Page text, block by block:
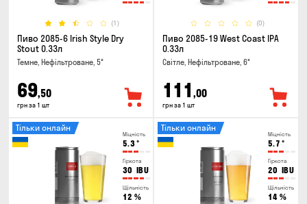
(1)
Пиво 2085-6 Irish Style Dry
Stout 0.33л
Темне, Нефільтроване, 5°
69,50
грн за 1 шт
(0)
Пиво 2085-19 West Coast IPA
0.33л
Світле, Нефільтроване, 6°
111 ,00
грн за 1 шт
Міцність
5.3°
Гіркота
30 IBU
Щільність
12 %
Тільки онлайн
Міцність
5.7 °
Гіркота
20 IBU
Щільність
14 %
Тільки онлайн